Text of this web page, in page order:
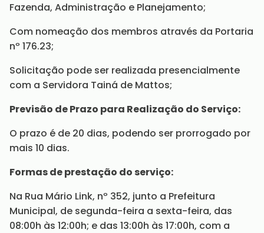
Fazenda, Administração e Planejamento;
Com nomeação dos membros através da Portaria
nº 176.23;
Solicitação pode ser realizada presencialmente
com a Servidora Tainá de Mattos;
Previsão de Prazo para Realização do Serviço:
O prazo é de 20 dias, podendo ser prorrogado por
mais 10 dias.
Formas de prestação do serviço:
Na Rua Mário Link, nº 352, junto a Prefeitura
Municipal, de segunda-feira a sexta-feira, das
08:00h às 12:00h; e das 13:00h às 17:00h, com a